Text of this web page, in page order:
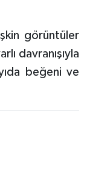
görüntüler
davranışıyla
beğeni ve